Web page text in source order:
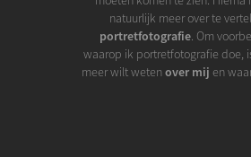
natuurlijk meer over te
portretfotografie. Om
waarop ik portretfotografie doe,
meer wilt wetenover mij en